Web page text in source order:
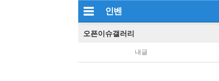
인벤
오픈이슈갤러리
내글